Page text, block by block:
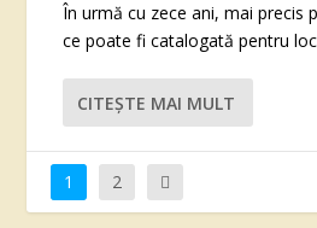
În urmă cu zece ani, mai precis
ce poate fi catalogată pentru
CITEŞTE MAI MULT
1 2